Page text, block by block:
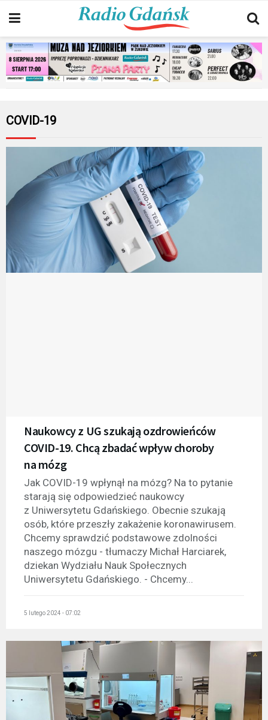
COVID-19
Naukowcy z UG szukają ozdrowieńców
COVID-19. Chcą zbadać wpływ choroby
na mózg
Jak COVID-19 wpłynął na mózg? Na to pytanie
starają się odpowiedzieć naukowcy
z Uniwersytetu Gdańskiego. Obecnie szukają
osób, które przeszły zakażenie koronawirusem.
Chcemy sprawdzić podstawowe zdolności
naszego mózgu - tłumaczy Michał Harciarek,
dziekan Wydziału Nauk Społecznych
Uniwersytetu Gdańskiego. - Chcemy...
5 lutego 2024 - 07:02